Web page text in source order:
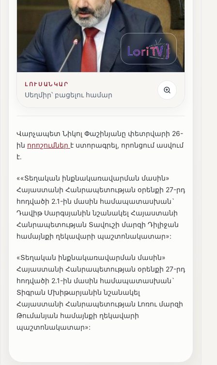
ԼՈՒՍԱՆԿԱՐ
Սեղմիր՝ բացելու համար
Վարչապետ Նիկոլ Փաշինյանը փետրվարի 26-
ին որոշումներ է ստորագրել, որոնցում ասվում
է․
««Տեղական ինքնակառավարման մասին»
Հայաստանի Հանրապետության օրենքի 27-րդ
հոդվածի 2.1-ին մասին համապատասխան`
Դավիթ Սարգսյանին նշանակել Հայաստանի
Հանրապետության Տավուշի մարզի Դիլիջան
համայնքի ղեկավարի պաշտոնակատար»:
«Տեղական ինքնակառավարման մասին»
Հայաստանի Հանրապետության օրենքի 27-րդ
հոդվածի 2.1-ին մասին համապատասխան`
Տիգրան Մխիթարյանին նշանակել
Հայաստանի Հանրապետության Լոռու մարզի
Թումանյան համայնքի ղեկավարի
պաշտոնակատար»: